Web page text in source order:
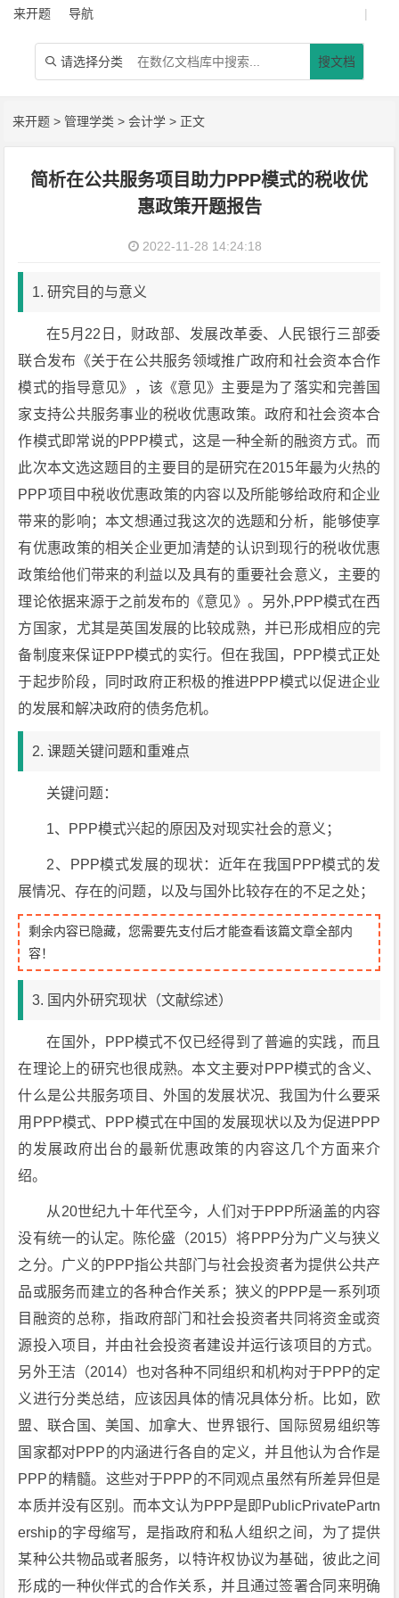
来开题 导航 |
 请选择分类 搜文档
来开题 >管理学类 >会计学 > 正文
简析在公共服务项目助力PPP模式的税收优
惠政策开题报告
2022-11-28 14:24:18
1. 研究目的与意义
在5月22日，财政部、发展改革委、人民银行三部委
联合发布《关于在公共服务领域推广政府和社会资本合作
模式的指导意见》，该《意见》主要是为了落实和完善国
家支持公共服务事业的税收优惠政策。政府和社会资本合
作模式即常说的PPP模式，这是一种全新的融资方式。而
此次本文选这题目的主要目的是研究在2015年最为火热的
PPP项目中税收优惠政策的内容以及所能够给政府和企业
带来的影响；本文想通过我这次的选题和分析，能够使享
有优惠政策的相关企业更加清楚的认识到现行的税收优惠
政策给他们带来的利益以及具有的重要社会意义，主要的
理论依据来源于之前发布的《意见》。另外,PPP模式在西
方国家，尤其是英国发展的比较成熟，并已形成相应的完
备制度来保证PPP模式的实行。但在我国，PPP模式正处
于起步阶段，同时政府正积极的推进PPP模式以促进企业
的发展和解决政府的债务危机。
2. 课题关键问题和重难点
关键问题：
1、PPP模式兴起的原因及对现实社会的意义；
2、PPP模式发展的现状：近年在我国PPP模式的发
展情况、存在的问题，以及与国外比较存在的不足之处；
剩余内容已隐藏，您需要先支付后才能查看该篇文章全部内
容！
3. 国内外研究现状（文献综述）
在国外，PPP模式不仅已经得到了普遍的实践，而且
在理论上的研究也很成熟。本文主要对PPP模式的含义、
什么是公共服务项目、外国的发展状况、我国为什么要采
用PPP模式、PPP模式在中国的发展现状以及为促进PPP
的发展政府出台的最新优惠政策的内容这几个方面来介
绍。
从20世纪九十年代至今，人们对于PPP所涵盖的内容
没有统一的认定。陈伦盛（2015）将PPP分为广义与狭义
之分。广义的PPP指公共部门与社会投资者为提供公共产
品或服务而建立的各种合作关系；狭义的PPP是一系列项
目融资的总称，指政府部门和社会投资者共同将资金或资
源投入项目，并由社会投资者建设并运行该项目的方式。
另外王洁（2014）也对各种不同组织和机构对于PPP的定
义进行分类总结，应该因具体的情况具体分析。比如，欧
盟、联合国、美国、加拿大、世界银行、国际贸易组织等
国家都对PPP的内涵进行各自的定义，并且他认为合作是
PPP的精髓。这些对于PPP的不同观点虽然有所差异但是
本质并没有区别。而本文认为PPP是即PublicPrivatePartn
ership的字母缩写，是指政府和私人组织之间，为了提供
某种公共物品或者服务，以特许权协议为基础，彼此之间
形成的一种伙伴式的合作关系，并且通过签署合同来明确